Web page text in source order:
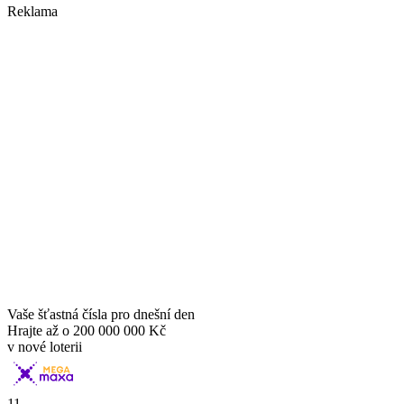
Reklama
Vaše šťastná čísla pro dnešní den
Hrajte až o 200 000 000 Kč
v nové loterii